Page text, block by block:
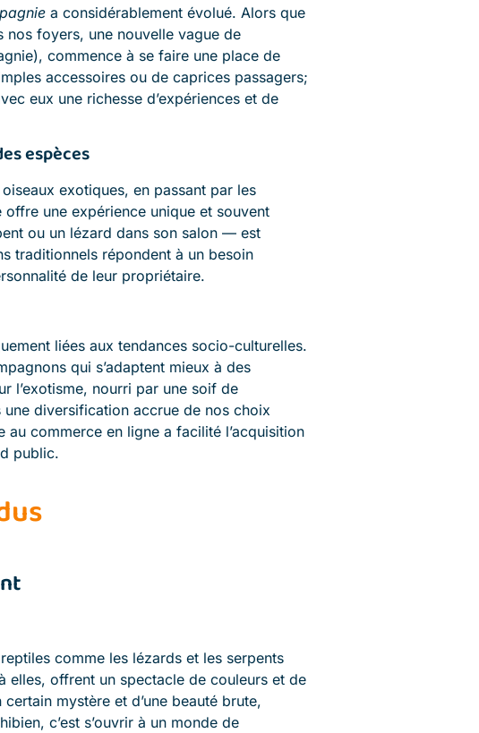
a considérablement évolué. Alors que
nos foyers, une nouvelle vague de
commence à se faire une place de
accessoires ou de caprices passagers;
eux une richesse d’expériences et de
espèces
exotiques, en passant par les
une expérience unique et souvent
ou un lézard dans son salon — est
traditionnels répondent à un besoin
de leur propriétaire.
liées aux tendances socio-culturelles.
qui s’adaptent mieux à des
l’exotisme, nourri par une soif de
diversification accrue de nos choix
au commerce en ligne a facilité l’acquisition
public.
comme les lézards et les serpents
elles, offrent un spectacle de couleurs et de
mystère et d’une beauté brute,
c’est s’ouvrir à un monde de